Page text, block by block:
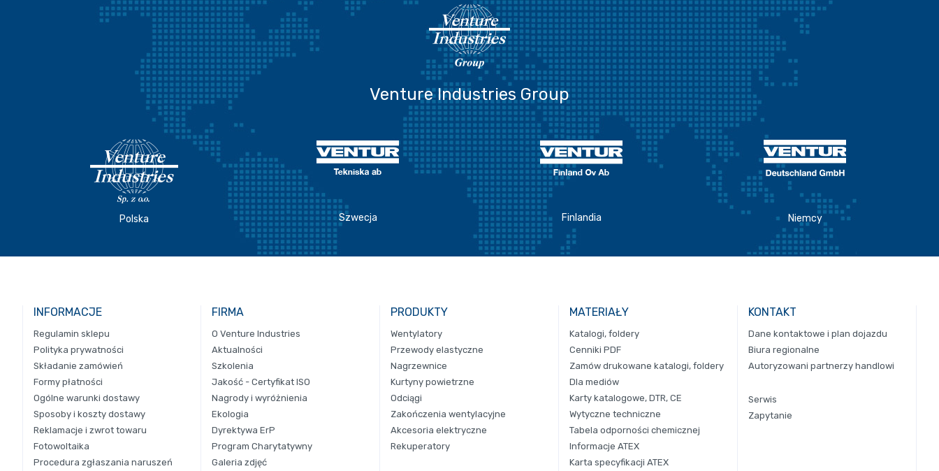
Venture Industries Group
Polska Szwecja Finlandia Niemcy
INFORMACJE
Regulamin sklepu
Polityka prywatności
Składanie zamówień
Formy płatności
Ogólne warunki dostawy
Sposoby i koszty dostawy
Reklamacje i zwrot towaru
Fotowoltaika
Procedura zgłaszania naruszeń
FIRMA
O Venture Industries
Aktualności
Szkolenia
Jakość - Certyfikat ISO
Nagrody i wyróżnienia
Ekologia
Dyrektywa ErP
Program Charytatywny
Galeria zdjęć
PRODUKTY
Wentylatory
Przewody elastyczne
Nagrzewnice
Kurtyny powietrzne
Odciągi
Zakończenia wentylacyjne
Akcesoria elektryczne
Rekuperatory
MATERIAŁY
Katalogi, foldery
Cenniki PDF
Zamów drukowane katalogi, foldery
Dla mediów
Karty katalogowe, DTR, CE
Wytyczne techniczne
Tabela odporności chemicznej
Informacje ATEX
Karta specyfikacji ATEX
KONTAKT
Dane kontaktowe i plan dojazdu
Biura regionalne
Autoryzowani partnerzy handlowi
Serwis
Zapytanie